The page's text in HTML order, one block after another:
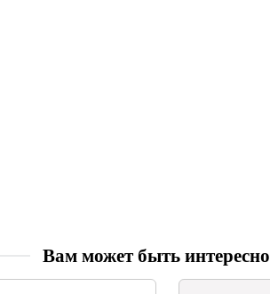
Вам может быть интересно